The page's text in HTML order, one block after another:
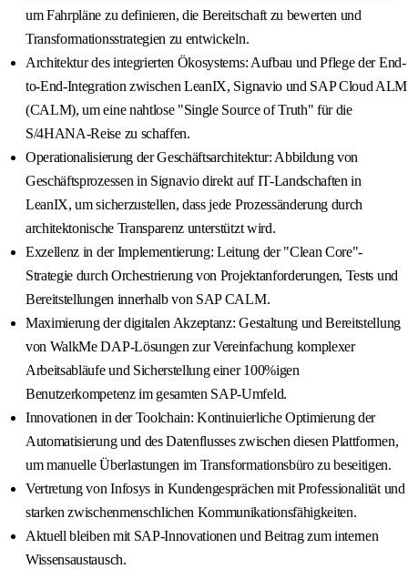
um Fahrpläne zu definieren, die Bereitschaft zu bewerten und
Transformationsstrategien zu entwickeln.
Architektur des integrierten Ökosystems: Aufbau und Pflege der End-
to-End-Integration zwischen LeanIX, Signavio und SAP Cloud ALM
(CALM), um eine nahtlose "Single Source of Truth" für die
S/4HANA-Reise zu schaffen.
Operationalisierung der Geschäftsarchitektur: Abbildung von
Geschäftsprozessen in Signavio direkt auf IT-Landschaften in
LeanIX, um sicherzustellen, dass jede Prozessänderung durch
architektonische Transparenz unterstützt wird.
Exzellenz in der Implementierung: Leitung der "Clean Core"-
Strategie durch Orchestrierung von Projektanforderungen, Tests und
Bereitstellungen innerhalb von SAP CALM.
Maximierung der digitalen Akzeptanz: Gestaltung und Bereitstellung
von WalkMe DAP-Lösungen zur Vereinfachung komplexer
Arbeitsabläufe und Sicherstellung einer 100%igen
Benutzerkompetenz im gesamten SAP-Umfeld.
Innovationen in der Toolchain: Kontinuierliche Optimierung der
Automatisierung und des Datenflusses zwischen diesen Plattformen,
um manuelle Überlastungen im Transformationsbüro zu beseitigen.
Vertretung von Infosys in Kundengesprächen mit Professionalität und
starken zwischenmenschlichen Kommunikationsfähigkeiten.
Aktuell bleiben mit SAP-Innovationen und Beitrag zum internen
Wissensaustausch.